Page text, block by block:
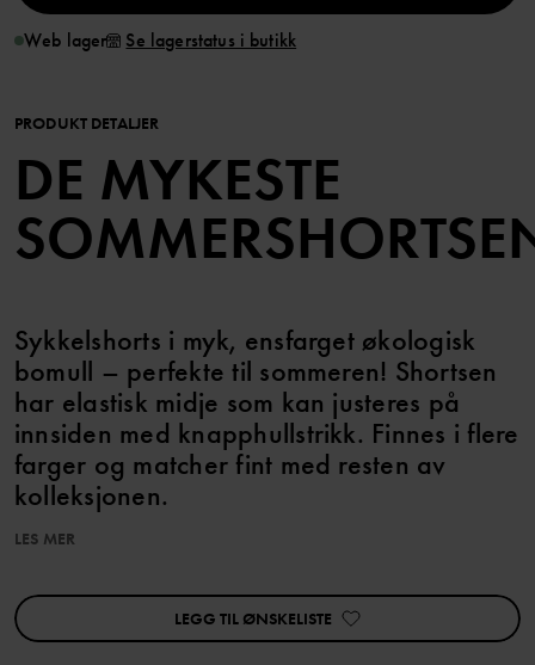
Web lager Se lagerstatus i butikk
PRODUKT DETALJER
DE MYKESTE
Sykkelshorts i myk, ensfarget økologisk
bomull – perfekte til sommeren! Shortsen
har elastisk midje som kan justeres på
innsiden med knapphullstrikk. Finnes i flere
farger og matcher fint med resten av
kolleksjonen.
Varenummer:60603648
LES MER
LEGG TIL ØNSKELISTE